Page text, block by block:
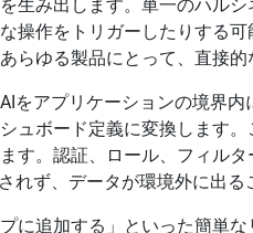
生み出します。単一のハル
操作をトリガーしたりする
らゆる製品にとって、直接的
をアプリケーションの境界
ュボード定義に変換します
す。認証、ロール、フィル
れず、データが環境外に出る
に追加する」といった簡単